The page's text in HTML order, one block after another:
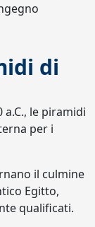
di
le piramidi
per i
il culmine
Egitto,
qualificati.